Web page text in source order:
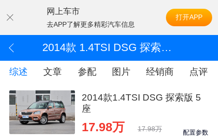
网上车市
去APP了解更多精彩汽车信息
打开APP
2014款 1.4TSI DSG 探索版 5座
综述 文章 参配 图片 经销商 点评
2014款1.4TSI DSG 探索版 5
座
17.98万 17.98万 配置参数